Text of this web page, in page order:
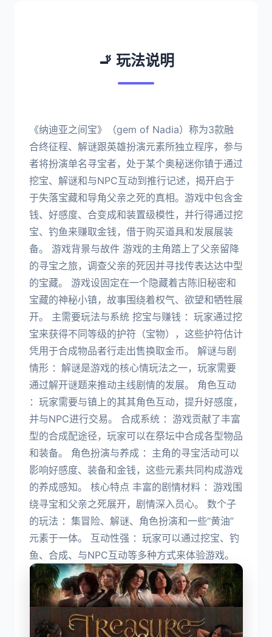
🚬 玩法说明
《纳迪亚之间宝》（gem of Nadia）称为3款融
合终征程、解谜跟英雄扮演元素所独立程序，参与
者将扮演单名寻宝者，处于某个奥秘迷你镇于通过
挖宝、解谜和与NPC互动到推行记述，揭开启于
于失落宝藏和导角父亲之死的真相。游戏中包含金
钱、好感度、合变成和装置级模性，并行得通过挖
宝、钓鱼来赚取金钱，借于购买道具和发展展装
备。 游戏背景与故件 游戏的主角踏上了父亲留降
的寻宝之旅，调查父亲的死因并寻找传表达达中型
的宝藏。 游戏设固定在一个隐藏着古陈旧秘密和
宝藏的神秘小镇，故事围绕着权气、欲望和牺牲展
开。 主需要玩法与系统 挖宝与赚钱 ：玩家通过挖
宝来获得不同等级的护符（宝物），这些护符估计
凭用于合成物品者行走出售换取金币。 解谜与剧
情形 ：解谜是游戏的核心情玩法之一，玩家需要
通过解开谜题来推动主线剧情的发展。 角色互动
：玩家需要与镇上的其其角色互动，提升好感度，
并与NPC进行交易。 合成系统 ：游戏贡献了丰富
型的合成配途径，玩家可以在祭坛中合成各型物品
和装备。 角色扮演与养成 ：主角的寻宝活动可以
影响好感度、装备和金钱，这些元素共同构成游戏
的养成感知。 核心特点 丰富的剧情材料 ：游戏围
绕寻宝和父亲之死展开，剧情深入员心。 数个子
的玩法 ：集冒险、解谜、角色扮演和一些“黄油”
元素于一体。 互动性强 ：玩家可以通过挖宝、钓
鱼、合成、与NPC互动等多种方式来体验游戏。